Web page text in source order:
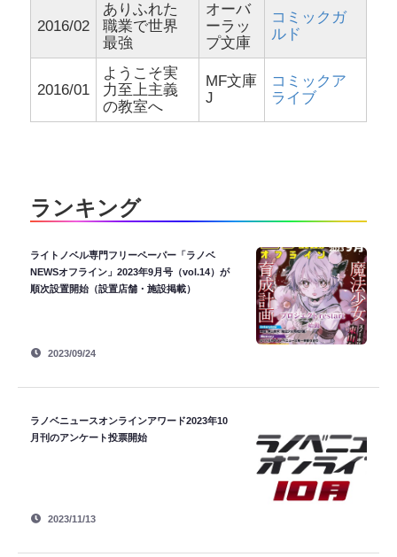
2016/02
ありふれた
職業で世界
最強
オーバ
ーラッ
プ文庫
コミックガ
ルド
2016/01
ようこそ実
力至上主義
の教室へ
MF文庫
J
コミックア
ライブ
ランキング
ライトノベル専門フリーペーパー「ラノベ
NEWSオフライン」2023年9月号（vol.14）が
順次設置開始（設置店舗・施設掲載）
2023/09/24
ラノベニュースオンラインアワード2023年10
月刊のアンケート投票開始
2023/11/13